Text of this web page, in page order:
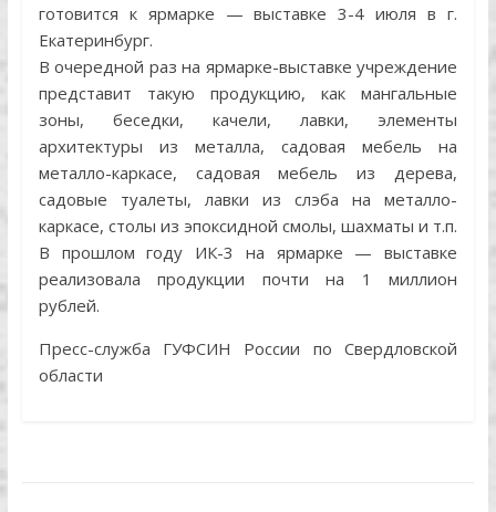
готовится к ярмарке — выставке 3-4 июля в г.
Екатеринбург.
В очередной раз на ярмарке-выставке учреждение
представит такую продукцию, как мангальные
зоны, беседки, качели, лавки, элементы
архитектуры из металла, садовая мебель на
металло-каркасе, садовая мебель из дерева,
садовые туалеты, лавки из слэба на металло-
каркасе, столы из эпоксидной смолы, шахматы и т.п.
В прошлом году ИК-3 на ярмарке — выставке
реализовала продукции почти на 1 миллион
рублей.
Пресс-служба ГУФСИН России по Свердловской
области